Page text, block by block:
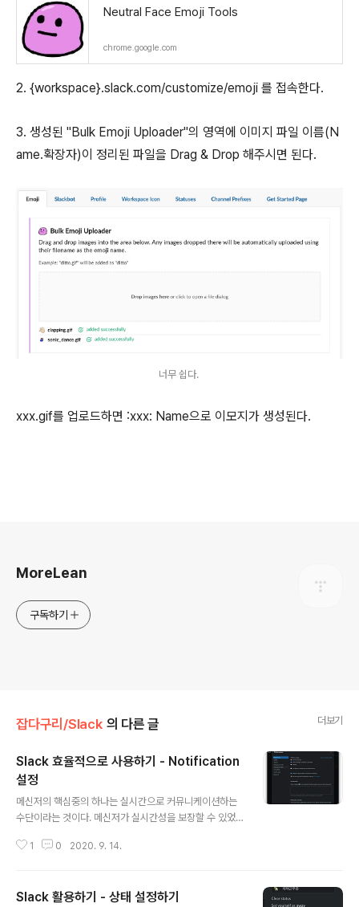
Neutral Face Emoji Tools
chrome.google.com
2. {workspace}.slack.com/customize/emoji 를 접속한다.
3. 생성된 "Bulk Emoji Uploader"의 영역에 이미지 파일 이름(N
ame.확장자)이 정리된 파일을 Drag & Drop 해주시면 된다.
너무 쉽다.
xxx.gif를 업로드하면 :xxx: Name으로 이모지가 생성된다.
MoreLean
구독하기
잡다구리/Slack 의 다른 글 더보기
Slack 효율적으로 사용하기 - Notification
설정
메신저의 핵심중의 하나는 실시간으로 커뮤니케이션하는
수단이라는 것이다. 메신저가 실시간성을 보장할 수 있었
상 들고 다니는 스마트폰으로 인해, 비록 응답은 사용자의
어떤 화면에서도 Overlay 되도록 처리한 OS 레벨의 UI/
1 0 2020. 9. 14.
Slack 활용하기 - 상태 설정하기